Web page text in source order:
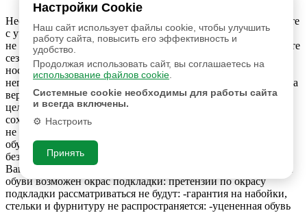
Настройки Cookie
Наш сайт использует файлы cookie, чтобы улучшить
работу сайта, повысить его эффективность и
удобство.
Продолжая использовать сайт, вы соглашаетесь на
использование файлов cookie
Системные cookie необходимы для работы сайта
и всегда включены.
Настроить
Принять
Необходимо правильно подобрать обувь по размеру и полноте
с учетом индивидуальных особенностей стопы, стопа обуви
не должна быть сжатой. При эксплуатации обуви учитывайте
сезонность. Помните – кожаная Обувь не предназначена для
носки в сырую дождливую погоду, т. к. она не является
непромокаемой ( как, например резиновая). Изменение цвета
верха обуви при попадании воды не является дефектом В
целях предотвращения разрыва шва в пяточной части и
сохранения формы обуви,, используйте специальную ложку,
не снимайте обувь наступая на задник., Запрещается мыть
обувь в воде. Сушить обувь только естественным путем
без использования нагревательных приборов - Обращаем
Ваше внимание, что во время эксплуатации темной кожаной
обуви возможен окрас подкладки: претензии по окрасу
подкладки рассматриваться не будут: -гарантия на набойки,
стельки и фурнитуру не распространяется: -уцененная обувь